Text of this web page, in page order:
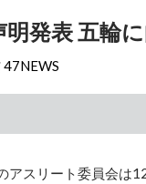
発表 五輪
アスリート委員会